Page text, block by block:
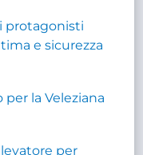
protagonisti
e sicurezza
per la Veleziana
per